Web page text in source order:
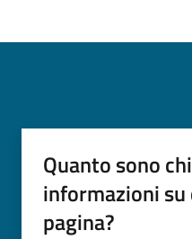
Quanto sono
informazioni su
pagina?